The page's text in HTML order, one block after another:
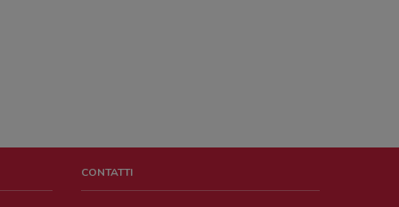
CONTATTI